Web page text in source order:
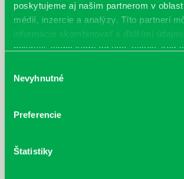
poskytujeme aj našim partnerom v
médií, inzercie a analýzy. Títo partneri
informácie skombinovať s ďalšími
poskytli, alebo ktoré od vás získali, keď
súhlasu
Nevyhnutné
Preferencie
Štatistiky
cyklistu modernej doby: